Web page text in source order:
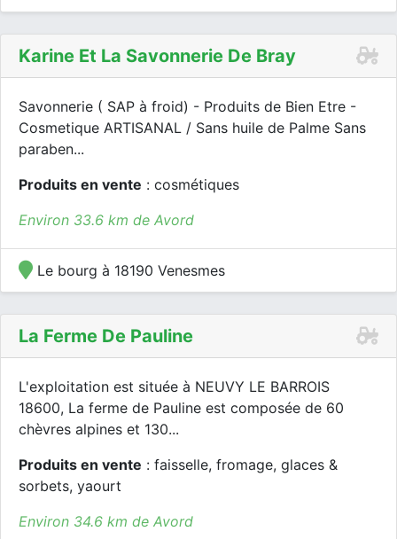
Karine Et La Savonnerie De Bray
Savonnerie ( SAP à froid) - Produits de Bien Etre -
Cosmetique ARTISANAL / Sans huile de Palme Sans
paraben...
Produits en vente : cosmétiques
Environ 33.6 km de Avord
Le bourg à 18190 Venesmes
La Ferme De Pauline
L'exploitation est située à NEUVY LE BARROIS
18600, La ferme de Pauline est composée de 60
chèvres alpines et 130...
Produits en vente : faisselle, fromage, glaces &
sorbets, yaourt
Environ 34.6 km de Avord